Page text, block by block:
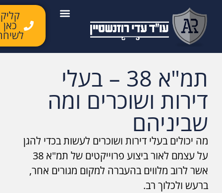
קליק
כאן
תמ"א 38 – בעלי
דירות ושוכרים ומה
שביניהם
מה יכולים בעלי דירות ושוכרים לעשות בכדי להגן
על עצמם לאור ביצוע פרוייקטים של תמ"א 38
אשר לרוב מלווים בהעברה למקום מגורים אחר,
ברעש ולכלוך רב.